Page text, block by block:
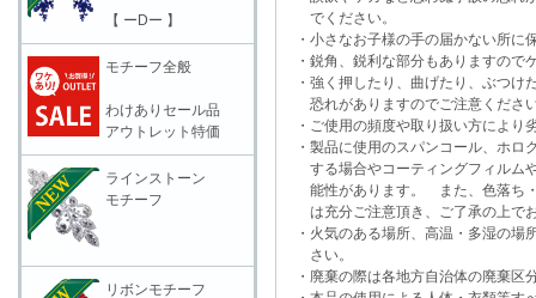
でください。
・小さなお子様の手の届かない所に
・鋭角、鋭利な部分もありますので
・強く押したり、曲げたり、ぶつけ
恐れがありますのでご注意くださ
・ご使用の頻度や取り扱い方により
・製品に使用のスパンコール、ホロ
する場合やコーティングフィルム
能性があります。 また、色落ち・
は充分ご注意頂き、ご了承の上で
・火気のある場所、高温・多湿の場
さい。
・廃棄の際は各地方自治体の廃棄区
【 ーDー 】
モチーフ全般
わけありセール品
アウトレット特価
ラインストーン
モチーフ
リボンモチーフ